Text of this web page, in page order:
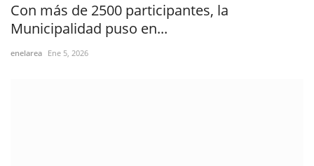
Con más de 2500 participantes, la
Municipalidad puso en...
enelarea Ene 5, 2026